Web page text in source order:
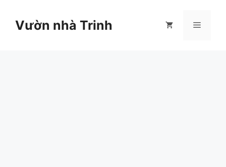
Vườn nhà Trinh Menu